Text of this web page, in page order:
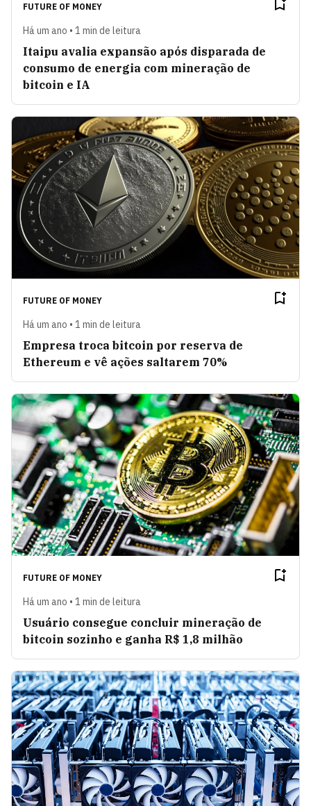
FUTURE OF MONEY
Há um ano • 1 min de leitura
Itaipu avalia expansão após disparada de
consumo de energia com mineração de
bitcoin e IA
FUTURE OF MONEY
Há um ano • 1 min de leitura
Empresa troca bitcoin por reserva de
Ethereum e vê ações saltarem 70%
FUTURE OF MONEY
Há um ano • 1 min de leitura
Usuário consegue concluir mineração de
bitcoin sozinho e ganha R$ 1,8 milhão